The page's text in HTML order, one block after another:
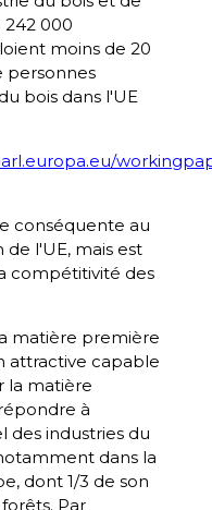
000
moins de 20
personnes
bois dans l'UE
conséquente au
l'UE, mais est
compétitivité des
matière première
attractive capable
la matière
à
des industries du
dans la
dont 1/3 de son
Par